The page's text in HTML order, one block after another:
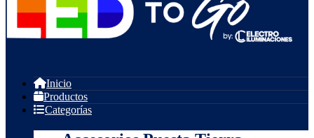
Inicio
Productos
Categorías